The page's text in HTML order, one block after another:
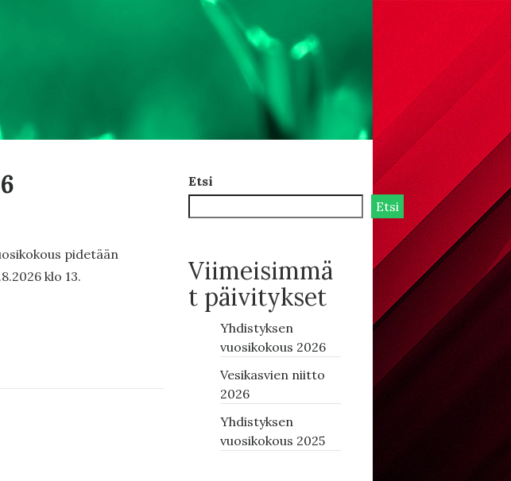
pidetään
klo 13.
Etsi
Etsi
Viimeisimmä
t päivitykset
Yhdistyksen
vuosikokous 2026
Vesikasvien niitto
2026
Yhdistyksen
vuosikokous 2025